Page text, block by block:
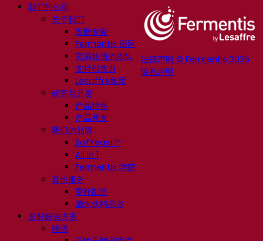
法律声明 © Fermentis 2026
隐私声明
我们的公司
关于我们
发酵专家
Fermentis 园区
充满热情的团队
支持创造力
Lesaffre集团
研究与开发
产品特性
产品开发
我们的品牌
SafYeast™
All In 1
Fermentis 学院
其他服务
委托制造
酒水饮料品鉴
发酵解决方案
啤酒